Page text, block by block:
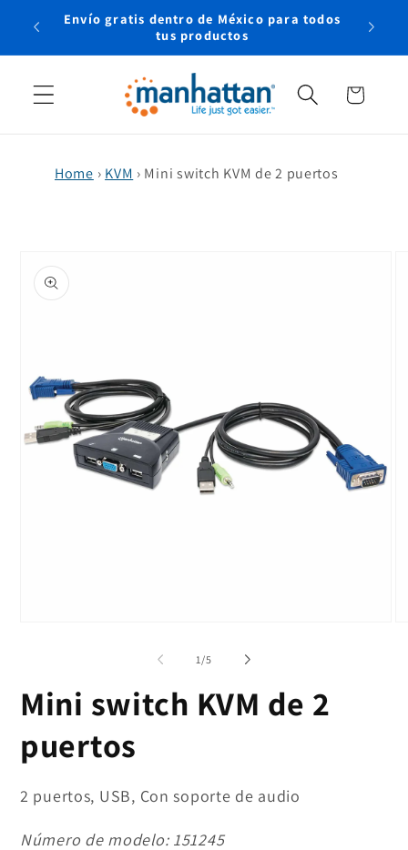
directamente
Envío gratis dentro de México para todos
tus productos
Carrito
Home › KVM › Mini switch KVM de 2 puertos
a la
información
una
ventana
1 /de
5
Mini switch KVM de 2
puertos
2 puertos, USB, Con soporte de audio
Número de modelo: 151245